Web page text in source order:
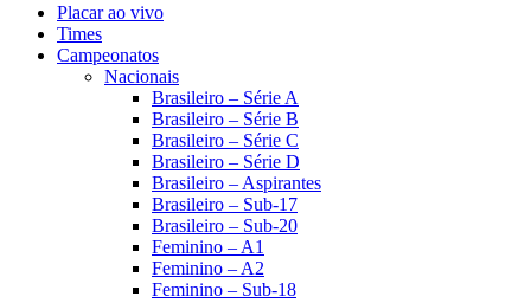
Placar ao vivo
Times
Campeonatos
Nacionais
Brasileiro – Série A
Brasileiro – Série B
Brasileiro – Série C
Brasileiro – Série D
Brasileiro – Aspirantes
Brasileiro – Sub-17
Brasileiro – Sub-20
Feminino – A1
Feminino – A2
Feminino – Sub-18